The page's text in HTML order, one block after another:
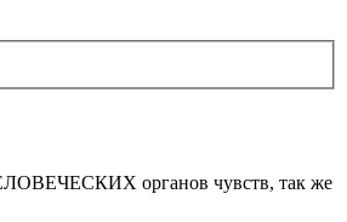
органов чувств, так же